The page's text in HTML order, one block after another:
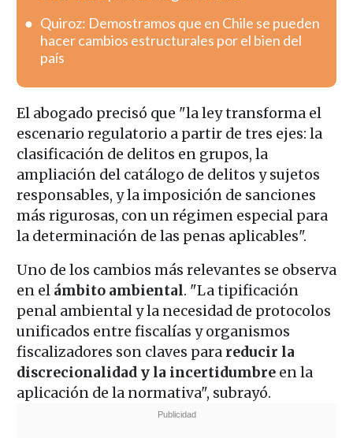
Quiroz: Demostramos que en Chile se pueden
hacer cambios estructurales por el bien del
país
El abogado precisó que "la ley transforma el
escenario regulatorio a partir de tres ejes: la
clasificación de delitos en grupos, la
ampliación del catálogo de delitos y sujetos
responsables, y la imposición de sanciones
más rigurosas, con un régimen especial para
la determinación de las penas aplicables".
Uno de los cambios más relevantes se observa
en el ámbito ambiental. "La tipificación
penal ambiental y la necesidad de protocolos
unificados entre fiscalías y organismos
fiscalizadores son claves parareducir la
discrecionalidad y la incertidumbreen la
aplicación de la normativa", subrayó.